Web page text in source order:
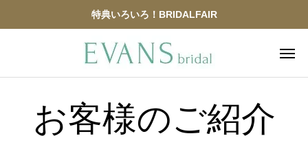
特典いろいろ！BRIDALFAIR
お客様のご紹介